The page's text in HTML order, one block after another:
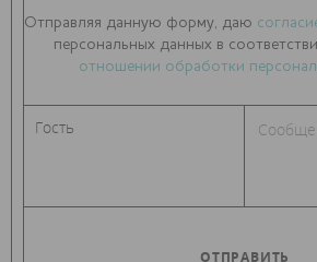
Отправляя данную форму, даю
персональных данных в
отношении обработки